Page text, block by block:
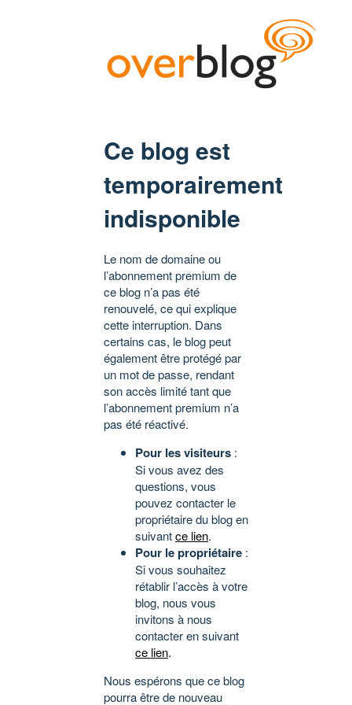
Ce blog est
temporairement
indisponible
Le nom de domaine ou
l’abonnement premium de
ce blog n’a pas été
renouvelé, ce qui explique
cette interruption. Dans
certains cas, le blog peut
également être protégé par
un mot de passe, rendant
son accès limité tant que
l’abonnement premium n’a
pas été réactivé.
Pour les visiteurs :
Si vous avez des
questions, vous
pouvez contacter le
propriétaire du blog en
suivantce lien.
Pour le propriétaire :
Si vous souhaitez
rétablir l’accès à votre
blog, nous vous
invitons à nous
contacter en suivant
ce lien.
Nous espérons que ce blog
pourra être de nouveau